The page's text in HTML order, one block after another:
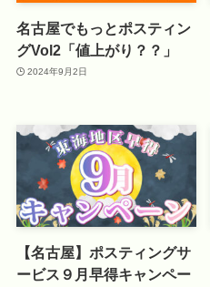
名古屋でもっとポスティン
グVol2「値上がり？？」
2024年9月2日
【名古屋】ポスティングサ
ービス９月早得キャンペー